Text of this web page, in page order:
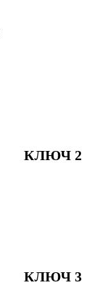
КЛЮЧ 2
КЛЮЧ 3